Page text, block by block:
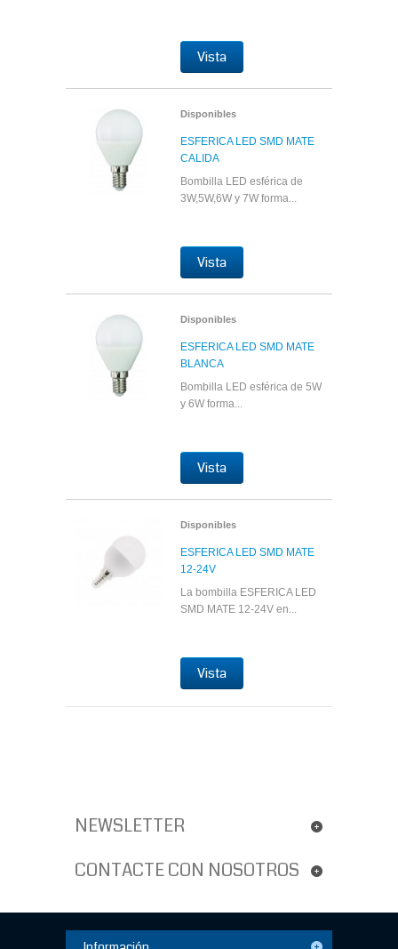
Vista
Disponibles
ESFERICA LED SMD MATE
CALIDA
Bombilla LED esférica de
3W,5W,6W y 7W forma...
Vista
Disponibles
ESFERICA LED SMD MATE
BLANCA
Bombilla LED esférica de 5W
y 6W forma...
Vista
Disponibles
ESFERICA LED SMD MATE
12-24V
La bombilla ESFERICA LED
SMD MATE 12-24V en...
Vista
NEWSLETTER
CONTACTE CON NOSOTROS